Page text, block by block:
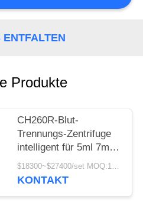
ENTFALTEN
Produkte
CH260R-Blut-
Trennungs-Zentrifuge
intelligent für 5ml 7ml
Vacutainers
$18300~$27400/set MOQ:1set
KONTAKT